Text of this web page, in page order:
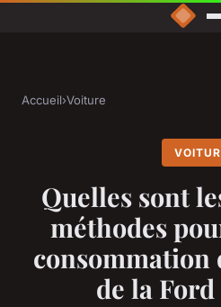
Accueil›Voiture
Quelles sont
méthodes
consommation
de la Ford